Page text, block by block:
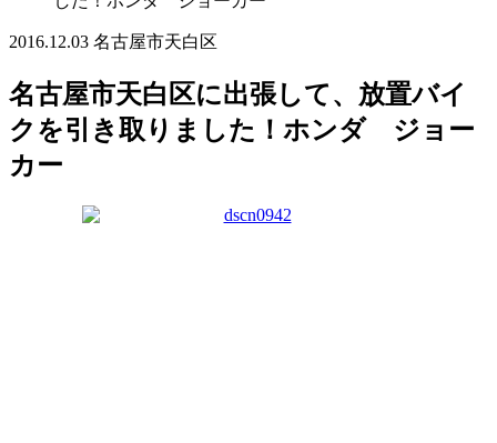
2016.12.03 名古屋市天白区
名古屋市天白区に出張して、放置バイ
クを引き取りました！ホンダ ジョー
カー